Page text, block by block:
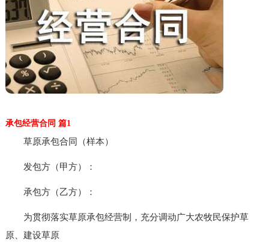
承包经营合同 篇1
草原承包合同（样本）
发包方（甲方）：
承包方（乙方）：
为贯彻落实草原承包经营制，充分调动广大农牧民保护草
原、建设草原